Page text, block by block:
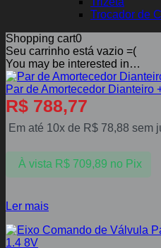
Trocador de
Shopping cart0
Seu carrinho está vazio =(
You may be interested in…
Par de Amortecedor Dianteiro
R$ 788,77
Em até 10x de R$ 78,88 sem
À vista R$709,89 no Pix
Ler mais